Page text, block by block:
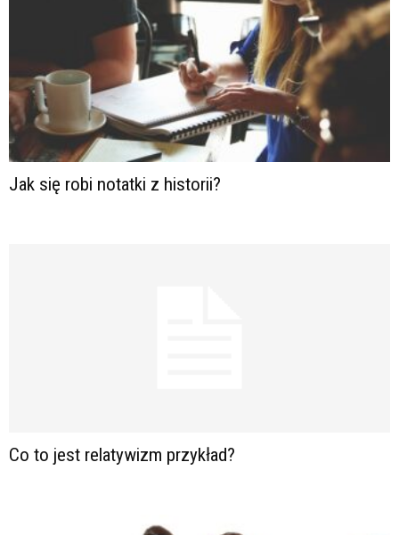
Jak się robi notatki z historii?
Co to jest relatywizm przykład?